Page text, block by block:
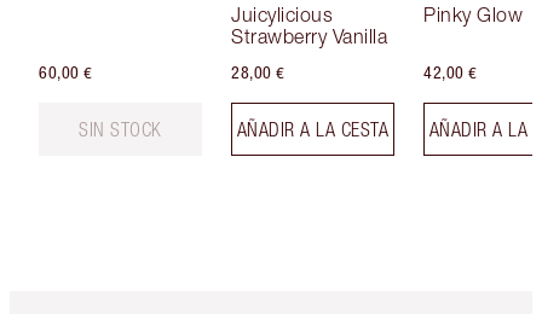
60,00 €
SIN STOCK
Juicylicious
Strawberry Vanilla
28,00 €
AÑADIR A LA CESTA
Pinky Glow
42,00 €
AÑADIR A LA